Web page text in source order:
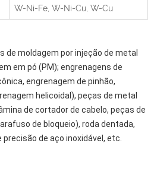
W-Ni-Fe, W-Ni-Cu, W-Cu
de moldagem por injeção de metal
em pó (PM); engrenagens de
engrenagem de pinhão,
helicoidal), peças de metal
de cortador de cabelo, peças de
de bloqueio), roda dentada,
de aço inoxidável, etc.